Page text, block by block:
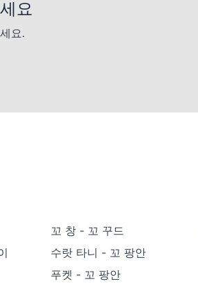
요
요.
꼬 창 - 꼬 꾸드
수랏 타니 - 꼬 팡안
푸켓 - 꼬 팡안